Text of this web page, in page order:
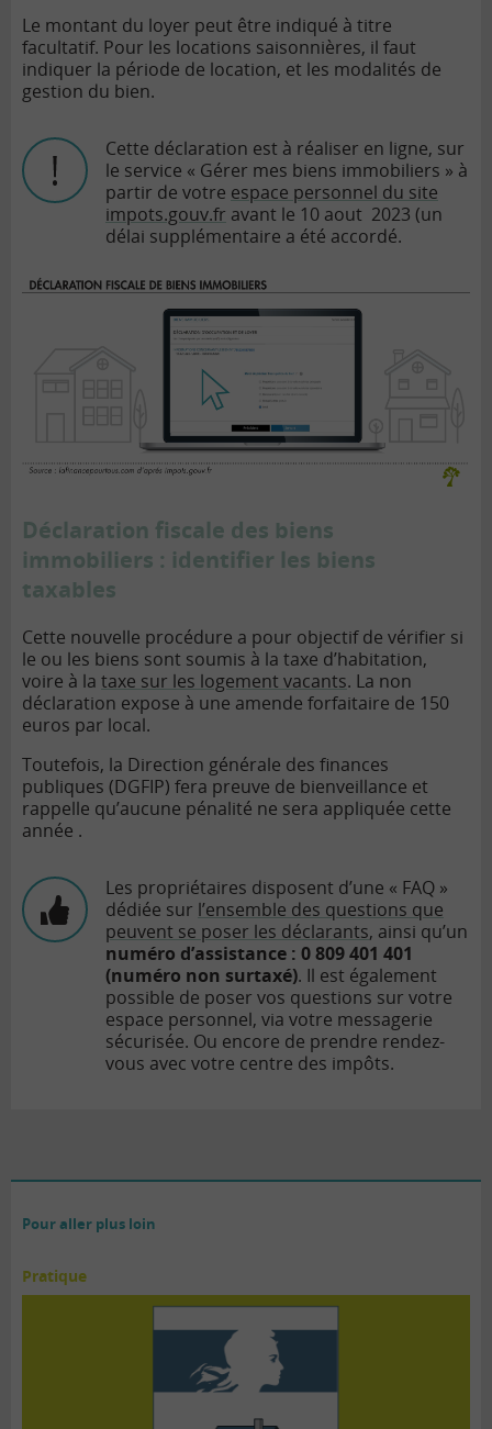
Le montant du loyer peut être indiqué à titre
facultatif. Pour les locations saisonnières, il faut
indiquer la période de location, et les modalités de
gestion du bien.
Cette déclaration est à réaliser en ligne, sur
le service « Gérer mes biens immobiliers » à
partir de votre espace personnel du site
impots.gouv.fr avant le 10 aout 2023 (un
délai supplémentaire a été accordé.
Déclaration fiscale des biens
immobiliers : identifier les biens
taxables
Cette nouvelle procédure a pour objectif de vérifier si
le ou les biens sont soumis à la taxe d’habitation,
voire à la taxe sur les logement vacants. La non
déclaration expose à une amende forfaitaire de 150
euros par local.
Toutefois, la Direction générale des finances
publiques (DGFIP) fera preuve de bienveillance et
rappelle qu’aucune pénalité ne sera appliquée cette
année .
Les propriétaires disposent d’une « FAQ »
dédiée sur l’ensemble des questions que
peuvent se poser les déclarants, ainsi qu’un
numéro d’assistance : 0 809 401 401
(numéro non surtaxé). Il est également
possible de poser vos questions sur votre
espace personnel, via votre messagerie
sécurisée. Ou encore de prendre rendez-
vous avec votre centre des impôts.
Pour aller plus loin
Pratique